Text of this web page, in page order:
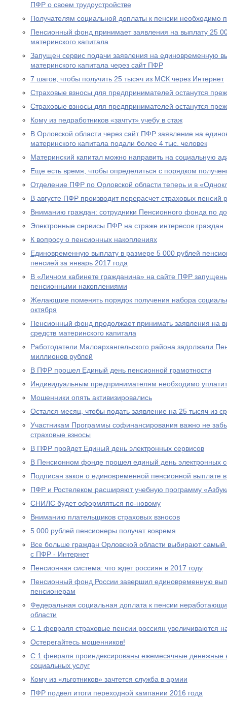
ПФР о своем трудоустройстве
Получателям социальной доплаты к пенсии необходимо
Пенсионный фонд принимает заявления на выплату 25
материнского капитала
Запущен сервис подачи заявления на единовременную
материнского капитала через сайт ПФР
7 шагов, чтобы получить 25 тысяч из МСК через Интернет
Страховые взносы для предпринимателей останутся
Страховые взносы для предпринимателей останутся
Кому из педработников «зачтут» учебу в стаж
В Орловской области через сайт ПФР заявление на
материнского капитала подали более 4 тыс. человек
Материнский капитал можно направить на социальную
Еще есть время, чтобы определиться с порядком
Отделение ПФР по Орловской области теперь и в
В августе ПФР производит перерасчет страховых
Вниманию граждан: сотрудники Пенсионного фонда по
Электронные сервисы ПФР на страже интересов граждан
К вопросу о пенсионных накоплениях
Единовременную выплату в размере 5 000 рублей
пенсией за январь 2017 года
В «Личном кабинете гражданина» на сайте ПФР
пенсионными накоплениями
Желающие поменять порядок получения набора
октября
Пенсионный фонд продолжает принимать заявления на
средств материнского капитала
Работодатели Малоархангельского района задолжали
миллионов рублей
В ПФР прошел Единый день пенсионной грамотности
Индивидуальным предпринимателям необходимо
Мошенники опять активизировались
Остался месяц, чтобы подать заявление на 25 тысяч из
Участникам Программы софинансирования важно не
страховые взносы
В ПФР пройдет Единый день электронных сервисов
В Пенсионном фонде прошел единый день электронных
Подписан закон о единовременной пенсионной выплате
ПФР и Ростелеком расширяют учебную программу
СНИЛС будет оформляться по-новому
Вниманию плательщиков страховых взносов
5 000 рублей пенсионеры получат вовремя
Все больше граждан Орловской области выбирают
с ПФР - Интернет
Пенсионная система: что ждет россиян в 2017 году
Пенсионный фонд России завершил единовременную
пенсионерам
Федеральная социальная доплата к пенсии
области
С 1 февраля страховые пенсии россиян увеличиваются
Остерегайтесь мошенников!
С 1 февраля проиндексированы ежемесячные денежные
социальных услуг
Кому из «льготников» зачтется служба в армии
ПФР подвел итоги переходной кампании 2016 года